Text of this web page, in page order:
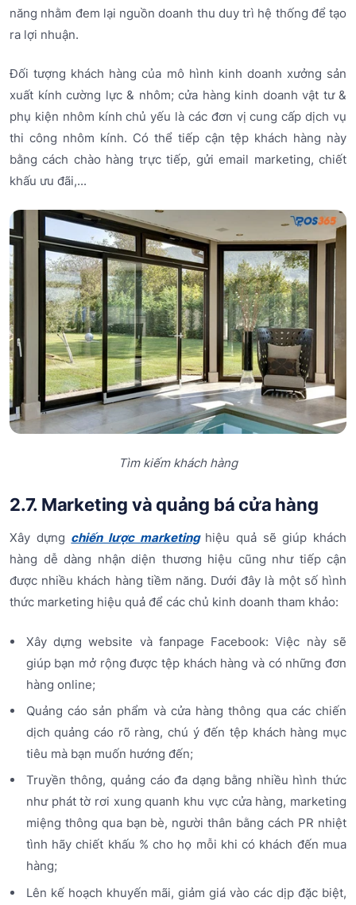
năng nhằm đem lại nguồn doanh thu duy trì hệ thống để tạo
ra lợi nhuận.
Đối tượng khách hàng của mô hình kinh doanh xưởng sản
xuất kính cường lực & nhôm; cửa hàng kinh doanh vật tư &
phụ kiện nhôm kính chủ yếu là các đơn vị cung cấp dịch vụ
thi công nhôm kính. Có thể tiếp cận tệp khách hàng này
bằng cách chào hàng trực tiếp, gửi email marketing, chiết
khấu ưu đãi,...
Tìm kiếm khách hàng
2.7. Marketing và quảng bá cửa hàng
Xây dựng chiến lược marketinghiệu quả sẽ giúp khách
hàng dễ dàng nhận diện thương hiệu cũng như tiếp cận
được nhiều khách hàng tiềm năng. Dưới đây là một số hình
thức marketing hiệu quả để các chủ kinh doanh tham khảo:
Xây dựng website và fanpage Facebook: Việc này sẽ
giúp bạn mở rộng được tệp khách hàng và có những đơn
hàng online;
Quảng cáo sản phẩm và cửa hàng thông qua các chiến
dịch quảng cáo rõ ràng, chú ý đến tệp khách hàng mục
tiêu mà bạn muốn hướng đến;
Truyền thông, quảng cáo đa dạng bằng nhiều hình thức
như phát tờ rơi xung quanh khu vực cửa hàng, marketing
miệng thông qua bạn bè, người thân bằng cách PR nhiệt
tình hãy chiết khấu % cho họ mỗi khi có khách đến mua
hàng;
Lên kế hoạch khuyến mãi, giảm giá vào các dịp đặc biệt,